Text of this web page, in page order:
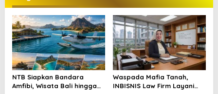
g
a
s
i
p
o
s
NTB Siapkan Bandara
Amfibi, Wisata Bali hingga
Waspada Mafia Tanah,
INBISNIS Law Firm Layani